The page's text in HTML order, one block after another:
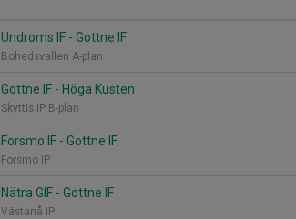
Undroms IF - Gottne IF
Bohedsvallen A-plan
Gottne IF - Höga Kusten
Skyttis IP B-plan
Forsmo IF - Gottne IF
Forsmo IP
Nätra GIF - Gottne IF
Västanå IP